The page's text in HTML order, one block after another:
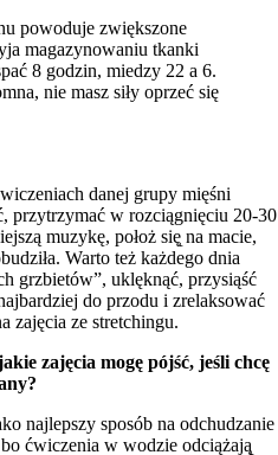
powoduje zwiększone
magazynowaniu tkanki
8 godzin, miedzy 22 a 6.
nie masz siły oprzeć się
danej grupy mięśni
przytrzymać w rozciągnięciu 20-30
muzykę, położ się̨ na macie,
Warto też każdego dnia
grzbietów”, uklęknąć, przysiąść
do przodu i zrelaksować
zajęcia ze stretchingu.
zajęcia mogę pójść, jeśli chcę
najlepszy sposób na odchudzanie
ćwiczenia w wodzie odciążają̨